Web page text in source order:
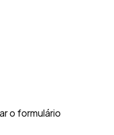
o formulário